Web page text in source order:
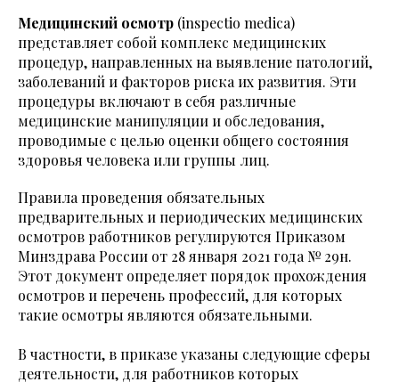
Медицинский осмотр (inspectio medicа)
представляет собой комплекс медицинских
процедур, направленных на выявление патологий,
заболеваний и факторов риска их развития. Эти
процедуры включают в себя различные
медицинские манипуляции и обследования,
проводимые с целью оценки общего состояния
здоровья человека или группы лиц.
Правила проведения обязательных
предварительных и периодических медицинских
осмотров работников регулируются Приказом
Минздрава России от 28 января 2021 года № 29н.
Этот документ определяет порядок прохождения
осмотров и перечень профессий, для которых
такие осмотры являются обязательными.
В частности, в приказе указаны следующие сферы
деятельности, для работников которых